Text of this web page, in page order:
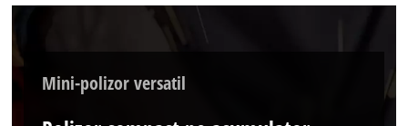
Mini-polizor versatil